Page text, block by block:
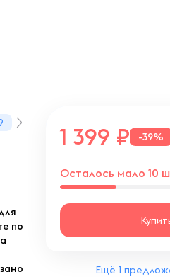
по
1 399 -39%
Осталось мало 10
Ещё 1